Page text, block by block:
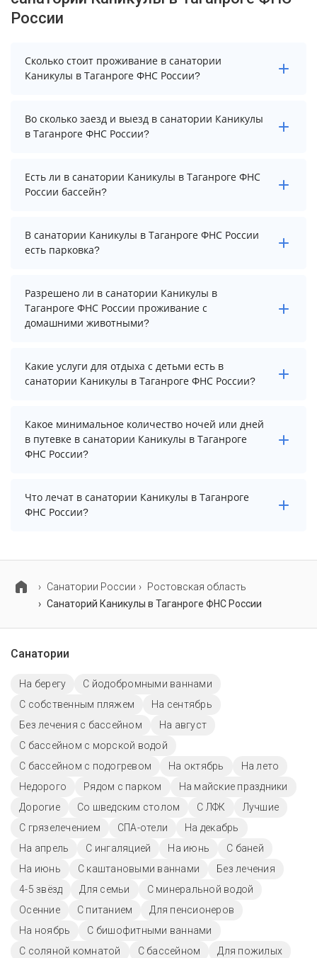
России
Сколько стоит проживание в санатории
Каникулы в Таганроге ФНС России?
Стоимость проживания в санатории Каникулы в
Таганроге ФНС России начинается от 6954 рублей.
Во сколько заезд и выезд в санатории Каникулы
в Таганроге ФНС России?
Заезд возможен после 12:00, а выезд необходимо
осуществить до 10:00.
Есть ли в санатории Каникулы в Таганроге ФНС
России бассейн?
В санатории Каникулы в Таганроге ФНС России нет
бассейна.
В санатории Каникулы в Таганроге ФНС России
есть парковка?
В санатории Каникулы в Таганроге ФНС России есть
парковка, уточните информацию перед
бронированием у менеджера, возможно, услуга
Разрешено ли в санатории Каникулы в
Таганроге ФНС России проживание с
домашними животными?
Проживание с домашними животными запрещено.
Какие услуги для отдыха с детьми есть в
санатории Каникулы в Таганроге ФНС России?
Для детей в санатории Каникулы в Таганроге ФНС
России работает анимационный персонал и детская
площадка.
Какое минимальное количество ночей или дней
в путевке в санатории Каникулы в Таганроге
ФНС России?
Минимальный срок путевки зависит от выбранного
тарифа. Для тарифа с лечением рекомендуем
Что лечат в санатории Каникулы в Таганроге
ФНС России?
Cанатории России
Ростовская область
Санаторий Каникулы в Таганроге ФНС России
Санатории
На берегу
С йодобромными ваннами
С собственным пляжем
На сентябрь
Без лечения с бассейном
На август
С бассейном с морской водой
С бассейном с подогревом
На октябрь
На лето
Недорого
Рядом с парком
На майские праздники
Дорогие
Со шведским столом С ЛФК
Лучшие
С грязелечением
СПА-отели
На декабрь
На апрель
С ингаляцией На июнь
С баней
На июнь
С каштановыми ваннами
Без лечения
4-5 звёзд
Для семьи
С минеральной водой
Осенние
С питанием
Для пенсионеров
На ноябрь
С бишофитными ваннами
С соляной комнатой
C бассейном
Для пожилых